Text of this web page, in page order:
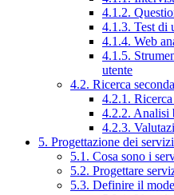
4.1.2.
4.1.3. Test di
4.1.4. Web
4.1.5.
utente
4.2. Ricerca
4.2.1.
4.2.2. Analisi
4.2.3.
5. Progettazione dei servizi
5.1. Cosa sono i
5.2. Progettare
5.3. Definire il